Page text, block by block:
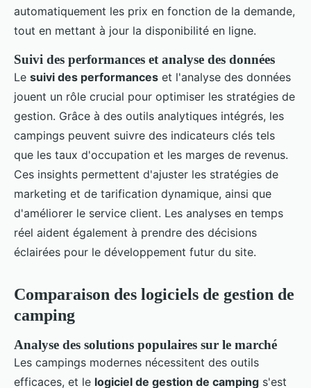
automatiquement les prix en fonction de la demande,
tout en mettant à jour la disponibilité en ligne.
Suivi des performances et analyse des données
Le suivi des performances et l'analyse des données
jouent un rôle crucial pour optimiser les stratégies de
gestion. Grâce à des outils analytiques intégrés, les
campings peuvent suivre des indicateurs clés tels
que les taux d'occupation et les marges de revenus.
Ces insights permettent d'ajuster les stratégies de
marketing et de tarification dynamique, ainsi que
d'améliorer le service client. Les analyses en temps
réel aident également à prendre des décisions
éclairées pour le développement futur du site.
Comparaison des logiciels de gestion de
camping
Analyse des solutions populaires sur le marché
Les campings modernes nécessitent des outils
efficaces, et le logiciel de gestion de camping s'est